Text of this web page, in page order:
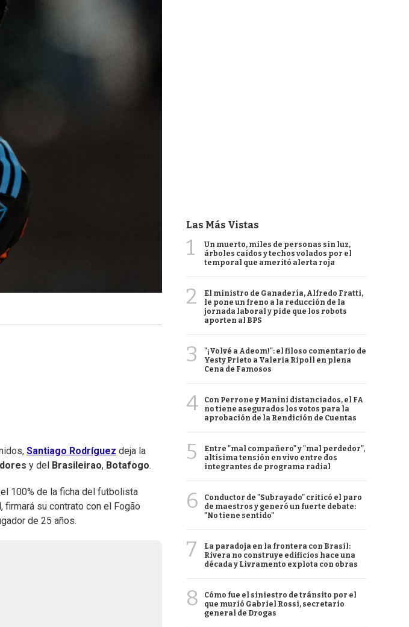
Santiago Rodríguez deja la
y del Brasileirao, Botafogo.
100% de la ficha del futbolista
, firmará su contrato con el Fogão
de 25 años.
Las Más Vistas
1
Un muerto, miles de personas sin luz,
árboles caídos y techos volados por el
temporal que ameritó alerta roja
2
El ministro de Ganadería, Alfredo Fratti,
le pone un freno a la reducción de la
jornada laboral y pide que los robots
aporten al BPS
3
"¡Volvé a Adeom!": el filoso comentario de
Yesty Prieto a Valeria Ripoll en plena
Cena de Famosos
4
Con Perrone y Manini distanciados, el FA
no tiene asegurados los votos para la
aprobación de la Rendición de Cuentas
5
Entre "mal compañero" y "mal perdedor",
altísima tensión en vivo entre dos
integrantes de programa radial
6
Conductor de "Subrayado" criticó el paro
de maestros y generó un fuerte debate:
"No tiene sentido"
7
La paradoja en la frontera con Brasil:
Rivera no construye edificios hace una
década y Livramento explota con obras
8
Cómo fue el siniestro de tránsito por el
que murió Gabriel Rossi, secretario
general de Drogas